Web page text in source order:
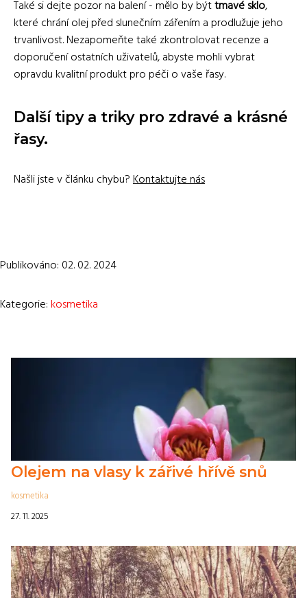
Také si dejte pozor na balení - mělo by býttmavé sklo,
které chrání olej před slunečním zářením a prodlužuje jeho
trvanlivost. Nezapomeňte také zkontrolovat recenze a
doporučení ostatních uživatelů, abyste mohli vybrat
opravdu kvalitní produkt pro péči o vaše řasy.
Další tipy a triky pro zdravé a krásné
řasy.
Našli jste v článku chybu?Kontaktujte nás
Publikováno: 02. 02. 2024
Kategorie:kosmetika
Olejem na vlasy k zářivé hřívě snů
kosmetika
27. 11. 2025